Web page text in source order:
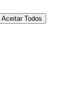
Aceitar Todos